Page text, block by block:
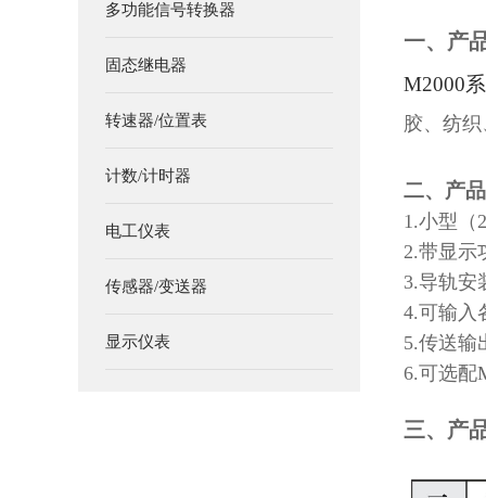
多功能信号转换器
固态继电器
转速器/位置表
计数/计时器
电工仪表
传感器/变送器
显示仪表
一、 产
M2000
胶、纺
二、 产
1.小型（
2.带显示
3.导轨安
4.可输入
5.传送输
6.可选配
三、产